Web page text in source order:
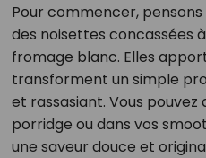
Pour commencer,
des noisettes concassées
fromage blanc. Elles
transforment un simple
et rassasiant. Vous pouvez
porridge ou dans vos
une saveur douce et